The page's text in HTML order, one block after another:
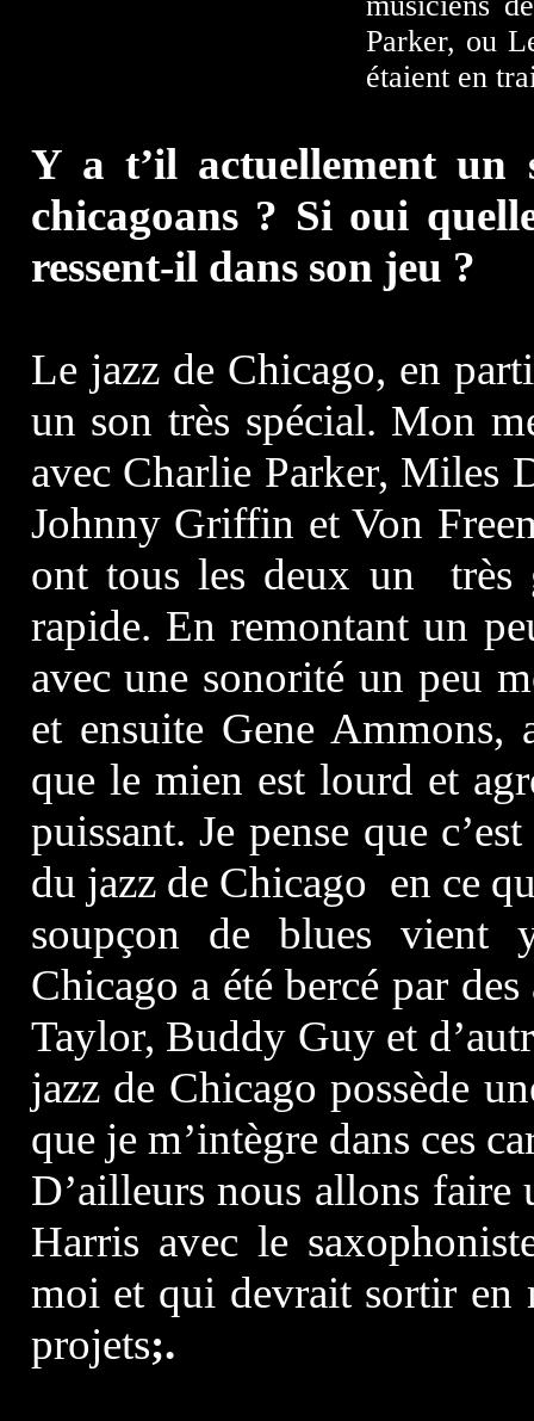
Parker, ou
étaient en
Y a t’il actuellement un
chicagoans ? Si oui
ressent-il dans son jeu ?
Le jazz de Chicago, en
un son très spécial. Mon
avec Charlie Parker, Miles
Johnny Griffin et Von
ont tous les deux un très
rapide. En remontant un
avec une sonorité un peu
et ensuite Gene Ammons,
que le mien est lourd et
puissant. Je pense que
du jazz de Chicago en ce
soupçon de blues vient
Chicago a été bercé par
Taylor, Buddy Guy et
jazz de Chicago possède
que je m’intègre dans ces
D’ailleurs nous allons
Harris avec le
moi et qui devrait sortir en
projets;.